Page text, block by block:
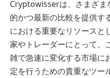
Cryptowisserは、さまざま
的かつ最新の比較を提供す
における重要なリソースと
家やトレーダーにとって、
雑で急速に変化する市場に
定を行うための貴重なツー